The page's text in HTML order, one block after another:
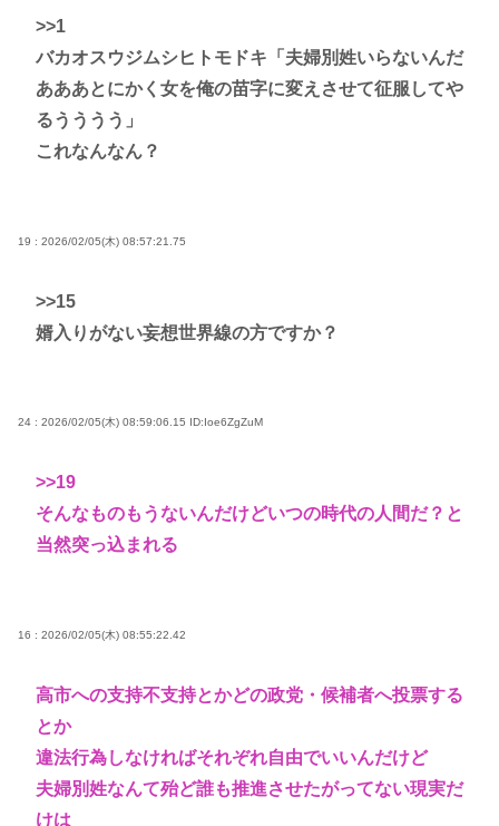
>>1
バカオスウジムシヒトモドキ「夫婦別姓いらないんだ
あああとにかく女を俺の苗字に変えさせて征服してや
るうううう」
これなんなん？
19 : 2026/02/05(木) 08:57:21.75
>>15
婿入りがない妄想世界線の方ですか？
24 : 2026/02/05(木) 08:59:06.15 ID:Ioe6ZgZuM
>>19
そんなものもうないんだけどいつの時代の人間だ？と
当然突っ込まれる
16 : 2026/02/05(木) 08:55:22.42
高市への支持不支持とかどの政党・候補者へ投票する
とか
違法行為しなければそれぞれ自由でいいんだけど
夫婦別姓なんて殆ど誰も推進させたがってない現実だ
けは